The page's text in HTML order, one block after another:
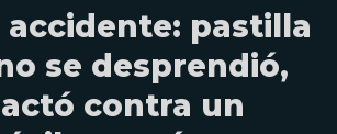
accidente: pastilla
se desprendió,
contra un